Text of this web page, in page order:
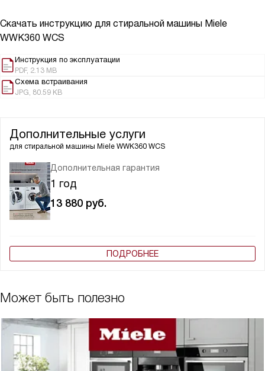
Скачать инструкцию для стиральной машины Miele
WWK360 WCS
Инструкция по эксплуатации
PDF, 2.13 MB
Схема встраивания
JPG, 80.59 KB
Дополнительные услуги
для стиральной машины Miele WWK360 WCS
Дополнительная гарантия
1 год
13 880 руб.
ПОДРОБНЕЕ
Может быть полезно